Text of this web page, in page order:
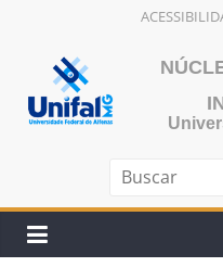
conteúdo